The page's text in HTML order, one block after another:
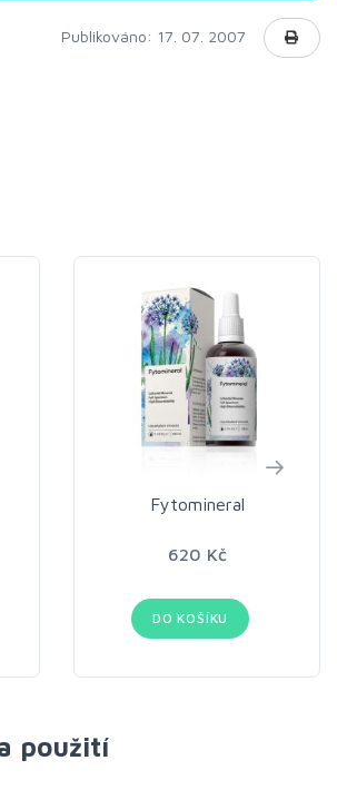
Publikováno: 17. 07. 2007
Fytomineral
620 Kč
DO KOŠÍKU
použití